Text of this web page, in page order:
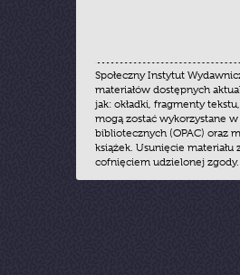
Społeczny Instytut
materiałów dostępnych
jak: okładki, fragmenty
mogą zostać wykorzystane
bibliotecznych (OPAC) oraz
książek. Usunięcie
cofnięciem udzielonej zgody.